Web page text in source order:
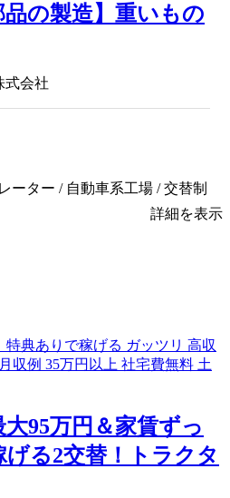
の製造】重いもの
式会社
ーター / 自動車系工場 / 交替制
詳細を表示
95万円＆家賃ずっ
る2交替！トラクタ